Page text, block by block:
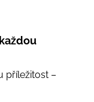
příležitost –